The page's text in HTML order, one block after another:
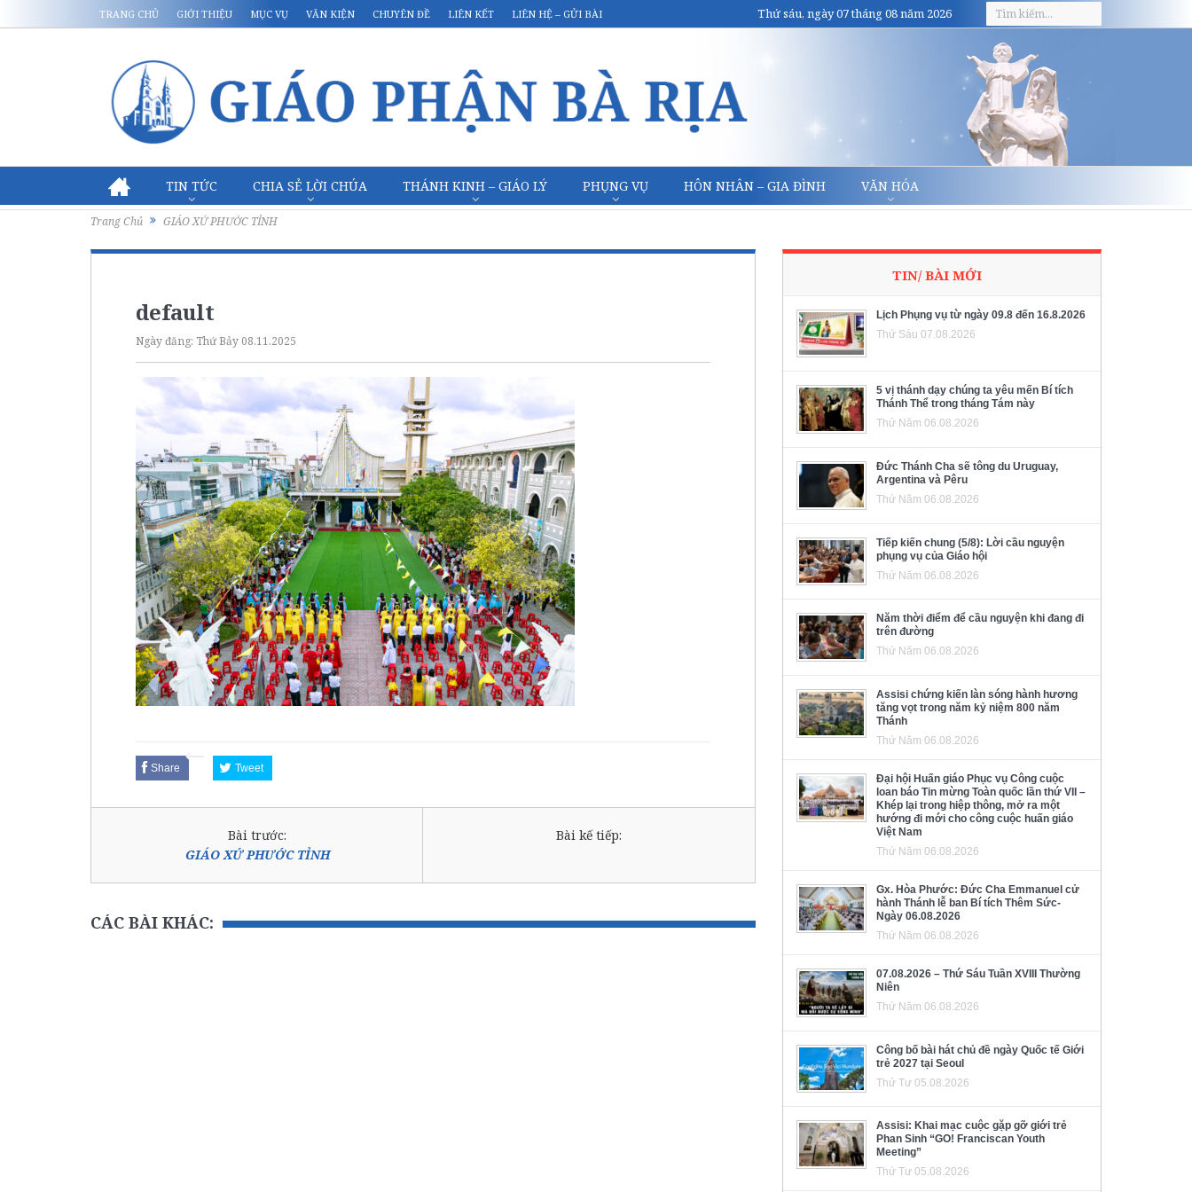
TRANG CHỦ GIỚI THIỆU MỤC VỤ VĂN KIỆN CHUYÊN ĐỀ LIÊN KẾT LIÊN HỆ – GỬI BÀI Thứ sáu, ngày 07 tháng 08 năm 2026
TIN TỨC CHIA SẺ LỜI CHÚA THÁNH KINH – GIÁO LÝ PHỤNG VỤ HÔN NHÂN – GIA ĐÌNH VĂN HÓA
Trang Chủ GIÁO XỨ PHƯỚC TỈNH
default
Ngày đăng: Thứ Bảy 08.11.2025
Share Tweet
Bài trước:
GIÁO XỨ PHƯỚC TỈNH
Bài kế tiếp:
CÁC BÀI KHÁC:
TIN/ BÀI MỚI
Lịch Phụng vụ từ ngày 09.8 đến 16.8.2026
Thứ Sáu 07.08.2026
5 vị thánh dạy chúng ta yêu mến Bí tích
Thánh Thể trong tháng Tám này
Thứ Năm 06.08.2026
Đức Thánh Cha sẽ tông du Uruguay,
Argentina và Pêru
Thứ Năm 06.08.2026
Tiếp kiến chung (5/8): Lời cầu nguyện
phụng vụ của Giáo hội
Thứ Năm 06.08.2026
Năm thời điểm để cầu nguyện khi đang đi
trên đường
Thứ Năm 06.08.2026
Assisi chứng kiến làn sóng hành hương
tăng vọt trong năm kỷ niệm 800 năm
Thánh
Thứ Năm 06.08.2026
Đại hội Huấn giáo Phục vụ Công cuộc
loan báo Tin mừng Toàn quốc lần thứ VII –
Khép lại trong hiệp thông, mở ra một
hướng đi mới cho công cuộc huấn giáo
Việt Nam
Thứ Năm 06.08.2026
Gx. Hòa Phước: Đức Cha Emmanuel cử
hành Thánh lễ ban Bí tích Thêm Sức-
Ngày 06.08.2026
Thứ Năm 06.08.2026
07.08.2026 – Thứ Sáu Tuần XVIII Thường
Niên
Thứ Năm 06.08.2026
Công bố bài hát chủ đề ngày Quốc tế Giới
trẻ 2027 tại Seoul
Thứ Tư 05.08.2026
Assisi: Khai mạc cuộc gặp gỡ giới trẻ
Phan Sinh “GO! Franciscan Youth
Meeting”
Thứ Tư 05.08.2026